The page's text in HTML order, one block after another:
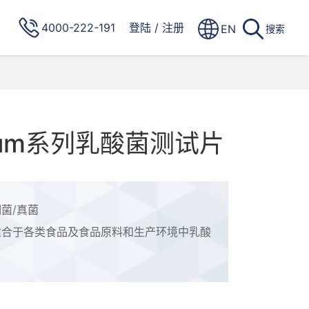
4000-222-191 登陆 / 注册 EN 搜索
系列乳酸菌测试片
/真菌
于各类食品及食品原料和生产环境中乳酸